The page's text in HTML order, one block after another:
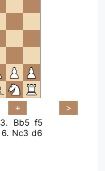
3. Bb5 f5
6. Nc3 d6